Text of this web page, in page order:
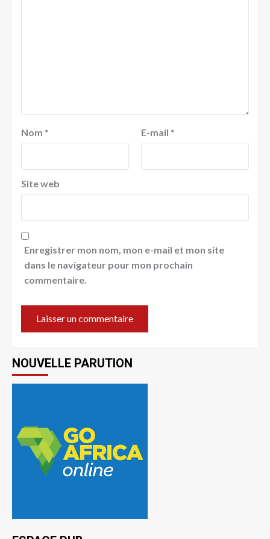
Nom * E-mail *
Site web
Enregistrer mon nom, mon e-mail et mon site
dans le navigateur pour mon prochain
commentaire.
NOUVELLE PARUTION